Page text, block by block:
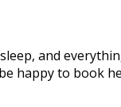
and
happy to book